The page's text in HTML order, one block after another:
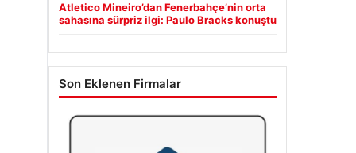
Atletico Mineiro’dan Fenerbahçe’nin orta
sahasına sürpriz ilgi: Paulo Bracks konuştu
Son Eklenen Firmalar